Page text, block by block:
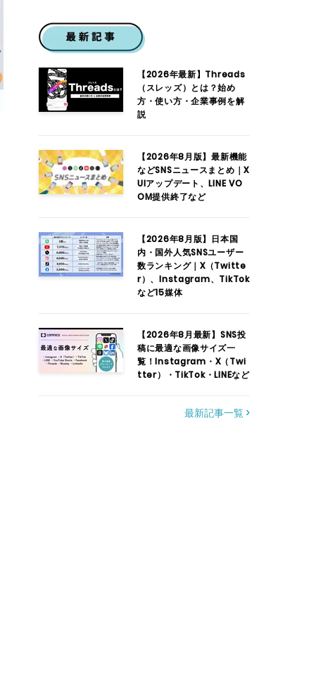
【2026年最新】Threads
（スレッズ）とは？始め
方・使い方・企業事例を解
説
【2026年8月版】最新機能
などSNSニュースまとめ｜X
UIアップデート、LINE VO
OM提供終了など
【2026年8月版】日本国
内・国外人気SNSユーザー
数ランキング｜X（Twitte
r）、Instagram、TikTok
など15媒体
【2026年8月最新】SNS投
稿に最適な画像サイズ一
覧！Instagram・X（Twi
tter）・TikTok・LINEなど
最新記事一覧 >